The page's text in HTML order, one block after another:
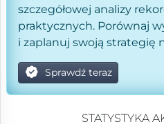
szczegółowej analizy
praktycznych. Porównaj
i zaplanuj swoją strategię
Sprawdź teraz
STATYSTYKA